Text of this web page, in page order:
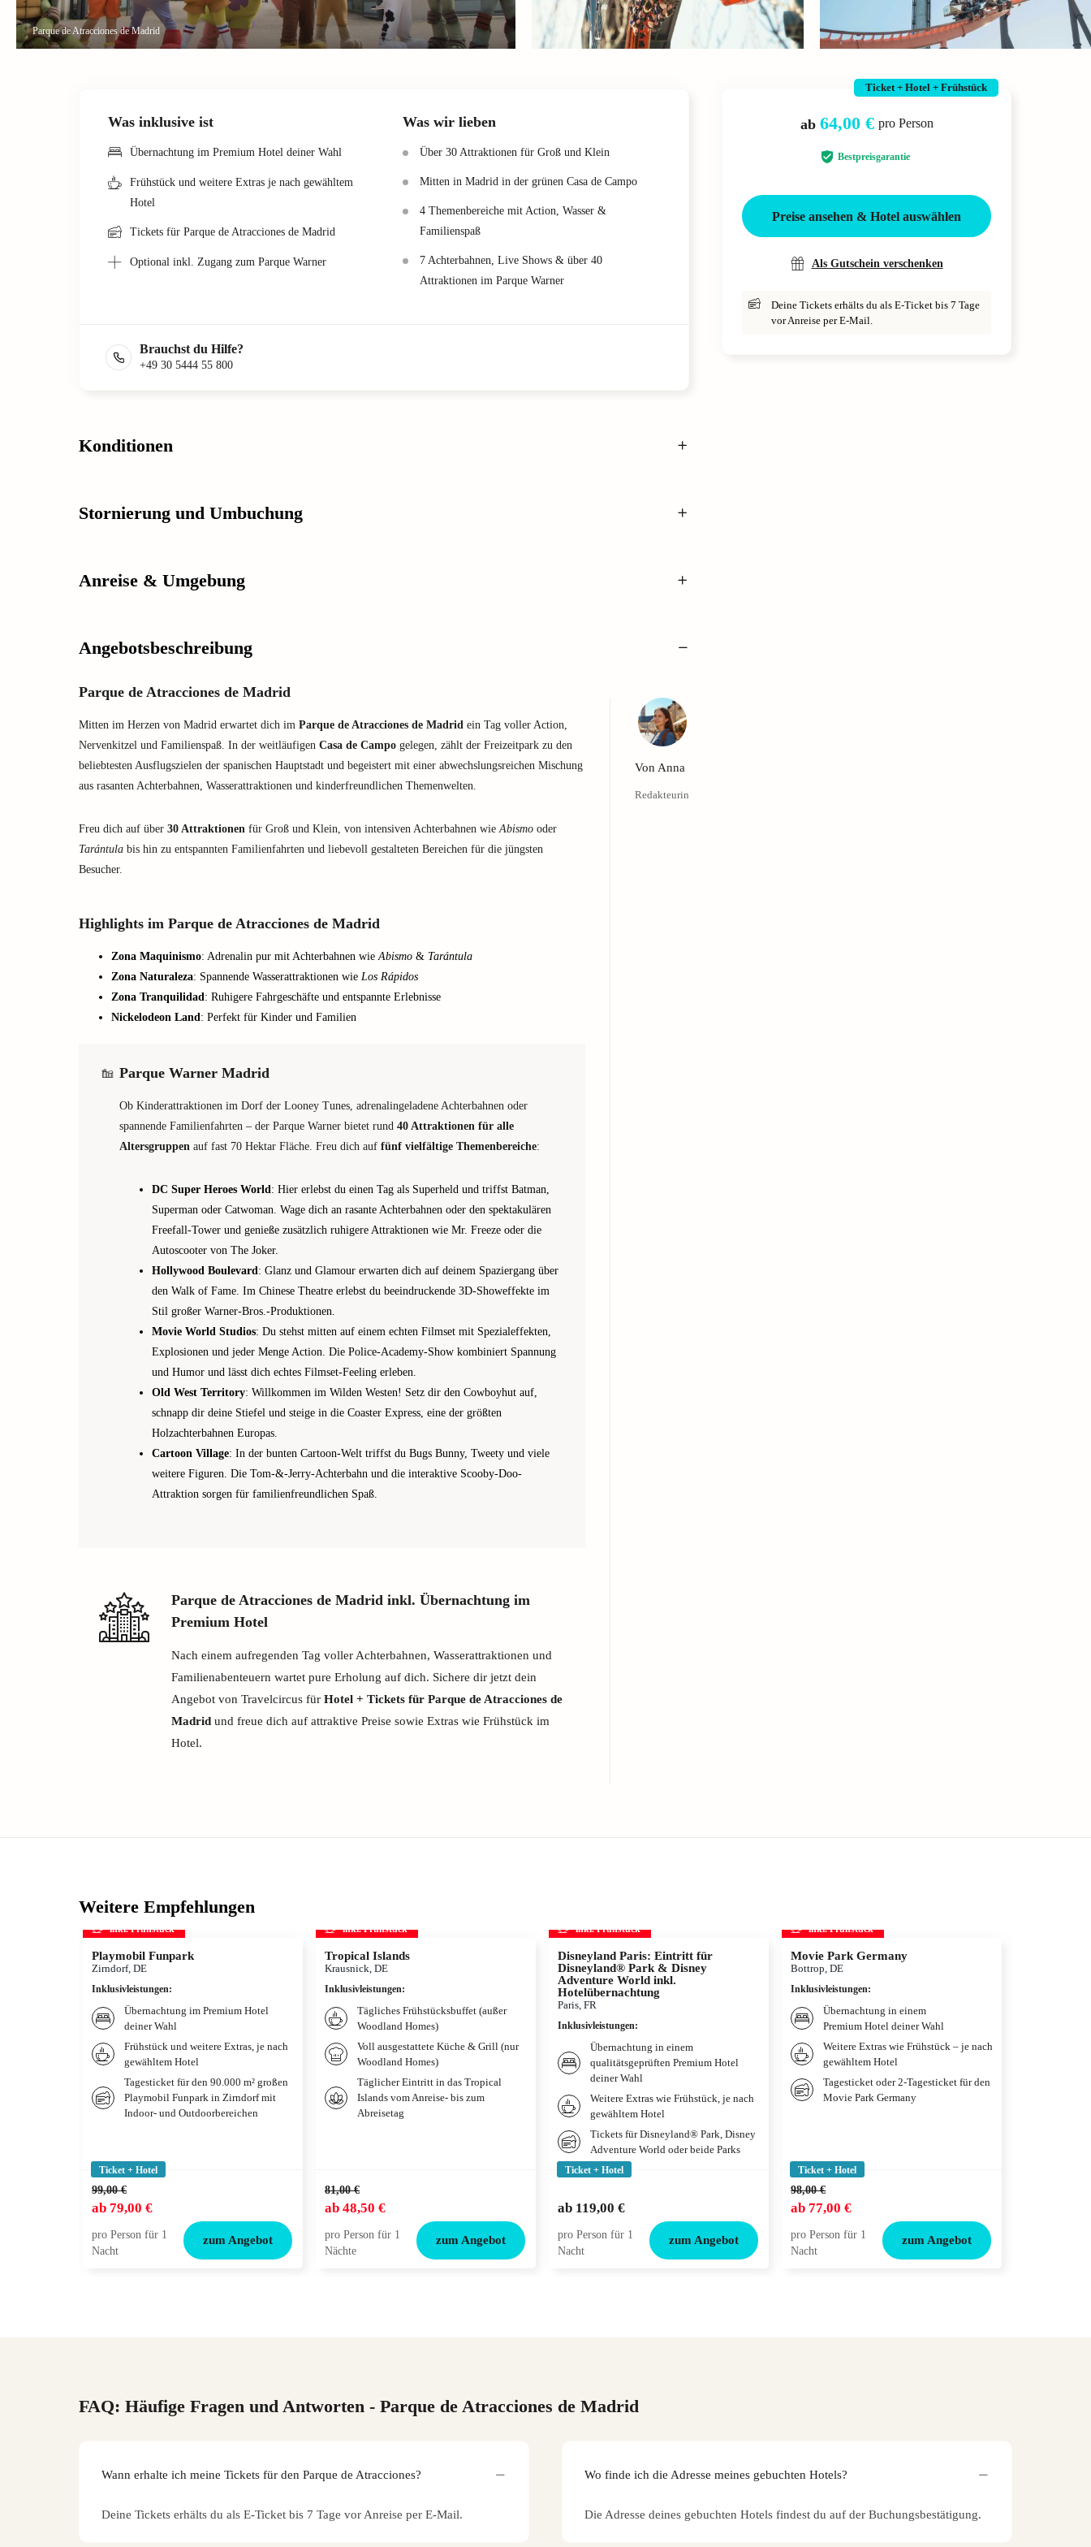
Parque de Atracciones de Madrid
Ticket + Hotel + Frühstück
ab 64,00 € pro Person
Bestpreisgarantie
Preise ansehen & Hotel auswählen
Als Gutschein verschenken
Deine Tickets erhälts du als E-Ticket bis 7 Tage
vor Anreise per E-Mail.
Was inklusive ist
Übernachtung im Premium Hotel deiner Wahl
Frühstück und weitere Extras je nach gewähltem
Hotel
Tickets für Parque de Atracciones de Madrid
Optional inkl. Zugang zum Parque Warner
Was wir lieben
Über 30 Attraktionen für Groß und Klein
Mitten in Madrid in der grünen Casa de Campo
4 Themenbereiche mit Action, Wasser &
Familienspaß
7 Achterbahnen, Live Shows & über 40
Attraktionen im Parque Warner
Brauchst du Hilfe?
+49 30 5444 55 800
Konditionen
Stornierung und Umbuchung
Anreise & Umgebung
Angebotsbeschreibung
Parque de Atracciones de Madrid
Mitten im Herzen von Madrid erwartet dich im Parque de Atracciones de Madrid ein Tag voller Action,
Nervenkitzel und Familienspaß. In der weitläufigen Casa de Campo gelegen, zählt der Freizeitpark zu den
beliebtesten Ausflugszielen der spanischen Hauptstadt und begeistert mit einer abwechslungsreichen Mischung
aus rasanten Achterbahnen, Wasserattraktionen und kinderfreundlichen Themenwelten.
Freu dich auf über 30 Attraktionen für Groß und Klein, von intensiven Achterbahnen wieAbismo oder
Tarántula bis hin zu entspannten Familienfahrten und liebevoll gestalteten Bereichen für die jüngsten
Besucher.
Highlights im Parque de Atracciones de Madrid
Zona Maquinismo: Adrenalin pur mit Achterbahnen wieAbismo & Tarántula
Zona Naturaleza: Spannende Wasserattraktionen wie Los Rápidos
Zona Tranquilidad: Ruhigere Fahrgeschäfte und entspannte Erlebnisse
Nickelodeon Land: Perfekt für Kinder und Familien
Parque Warner Madrid
Ob Kinderattraktionen im Dorf der Looney Tunes, adrenalingeladene Achterbahnen oder
spannende Familienfahrten – der Parque Warner bietet rund 40 Attraktionen für alle
Altersgruppen auf fast 70 Hektar Fläche. Freu dich auf fünf vielfältige Themenbereiche:
DC Super Heroes World: Hier erlebst du einen Tag als Superheld und triffst Batman,
Superman oder Catwoman. Wage dich an rasante Achterbahnen oder den spektakulären
Freefall-Tower und genieße zusätzlich ruhigere Attraktionen wie Mr. Freeze oder die
Autoscooter von The Joker.
Hollywood Boulevard: Glanz und Glamour erwarten dich auf deinem Spaziergang über
den Walk of Fame. Im Chinese Theatre erlebst du beeindruckende 3D-Showeffekte im
Stil großer Warner-Bros.-Produktionen.
Movie World Studios: Du stehst mitten auf einem echten Filmset mit Spezialeffekten,
Explosionen und jeder Menge Action. Die Police-Academy-Show kombiniert Spannung
und Humor und lässt dich echtes Filmset-Feeling erleben.
Old West Territory: Willkommen im Wilden Westen! Setz dir den Cowboyhut auf,
schnapp dir deine Stiefel und steige in die Coaster Express, eine der größten
Holzachterbahnen Europas.
Cartoon Village: In der bunten Cartoon-Welt triffst du Bugs Bunny, Tweety und viele
weitere Figuren. Die Tom-&-Jerry-Achterbahn und die interaktive Scooby-Doo-
Attraktion sorgen für familienfreundlichen Spaß.
Parque de Atracciones de Madrid inkl. Übernachtung im
Premium Hotel
Nach einem aufregenden Tag voller Achterbahnen, Wasserattraktionen und
Familienabenteuern wartet pure Erholung auf dich. Sichere dir jetzt dein
Angebot von Travelcircus für Hotel + Tickets für Parque de Atracciones de
Madrid und freue dich auf attraktive Preise sowie Extras wie Frühstück im
Hotel.
Von Anna
Redakteurin
Weitere Empfehlungen
inkl. Frühstück
Playmobil Funpark
Zirndorf, DE
Inklusivleistungen:
Übernachtung im Premium Hotel
deiner Wahl
Frühstück und weitere Extras, je nach
gewähltem Hotel
Tagesticket für den 90.000 m² großen
Playmobil Funpark in Zirndorf mit
Indoor- und Outdoorbereichen
Ticket + Hotel
99,00 €
ab 79,00 €
pro Person für 1
Nacht
zum Angebot
inkl. Frühstück
Tropical Islands
Krausnick, DE
Inklusivleistungen:
Tägliches Frühstücksbuffet (außer
Woodland Homes)
Voll ausgestattete Küche & Grill (nur
Woodland Homes)
Täglicher Eintritt in das Tropical
Islands vom Anreise- bis zum
Abreisetag
81,00 €
ab 48,50 €
pro Person für 1
Nächte
zum Angebot
inkl. Frühstück
Disneyland Paris: Eintritt für
Disneyland® Park & Disney
Adventure World inkl.
Hotelübernachtung
Paris, FR
Inklusivleistungen:
Übernachtung in einem
qualitätsgeprüften Premium Hotel
deiner Wahl
Weitere Extras wie Frühstück, je nach
gewähltem Hotel
Tickets für Disneyland® Park, Disney
Adventure World oder beide Parks
Ticket + Hotel
ab 119,00 €
pro Person für 1
Nacht
zum Angebot
inkl. Frühstück
Movie Park Germany
Bottrop, DE
Inklusivleistungen:
Übernachtung in einem
Premium Hotel deiner Wahl
Weitere Extras wie Frühstück – je nach
gewähltem Hotel
Tagesticket oder 2-Tagesticket für den
Movie Park Germany
Ticket + Hotel
98,00 €
ab 77,00 €
pro Person für 1
Nacht
zum Angebot
FAQ: Häufige Fragen und Antworten - Parque de Atracciones de Madrid
Wann erhalte ich meine Tickets für den Parque de Atracciones?
Deine Tickets erhälts du als E-Ticket bis 7 Tage vor Anreise per E-Mail.
Wo finde ich die Adresse meines gebuchten Hotels?
Die Adresse deines gebuchten Hotels findest du auf der Buchungsbestätigung.